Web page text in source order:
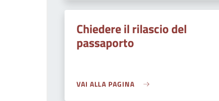
Chiedere il rilascio del
passaporto
VAI ALLA PAGINA